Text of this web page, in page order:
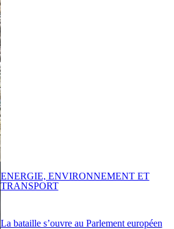
La bataille s’ouvre au Parlement européen
ENERGIE, ENVIRONNEMENT ET
TRANSPORT